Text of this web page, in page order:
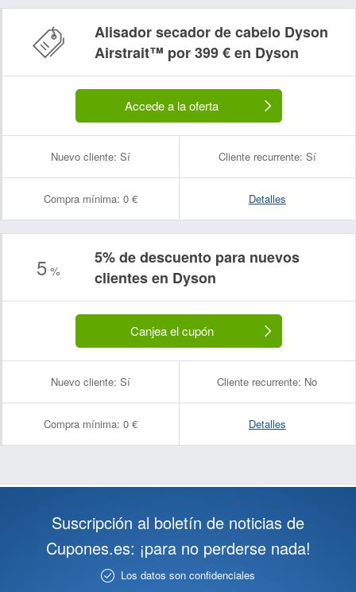
Alisador secador de cabelo Dyson
Airstrait™ por 399 € en Dyson
Accede a la oferta
Nuevo cliente: Sí Cliente recurrente: Sí
Compra mínima: 0 € Detalles
5%
5% de descuento para nuevos
clientes en Dyson
Canjea el cupón
Nuevo cliente: Sí Cliente recurrente: No
Compra mínima: 0 € Detalles
Suscripción al boletín de noticias de
Cupones.es: ¡para no perderse nada!
Los datos son confidenciales